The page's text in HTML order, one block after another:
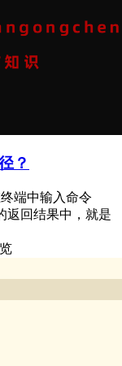
？
端中输入命令
返回结果中，就是